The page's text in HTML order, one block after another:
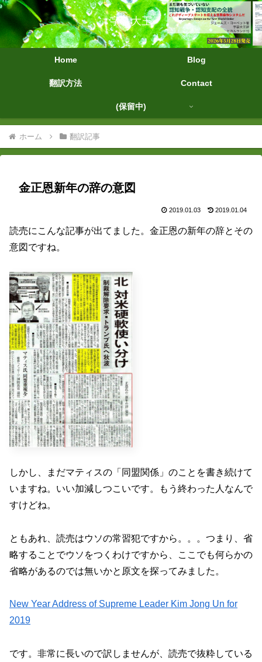
字幕大王
Home Blog
翻訳方法 Contact
(保留中)
ホーム 翻訳記事
金正恩新年の辞の意図
2019.01.03 2019.01.04
読売にこんな記事が出てました。金正恩の新年の辞とその
意図ですね。
しかし、まだマティスの「同盟関係」のことを書き続けて
いますね。いい加減しつこいです。もう終わった人なんで
すけどね。
ともあれ、読売はウソの常習犯ですから。。。つまり、省
略することでウソをつくわけですから、ここでも何らかの
省略があるのでは無いかと原文を探ってみました。
New Year Address of Supreme Leader Kim Jong Un for
2019
です。非常に長いので訳しませんが、読売で抜粋している